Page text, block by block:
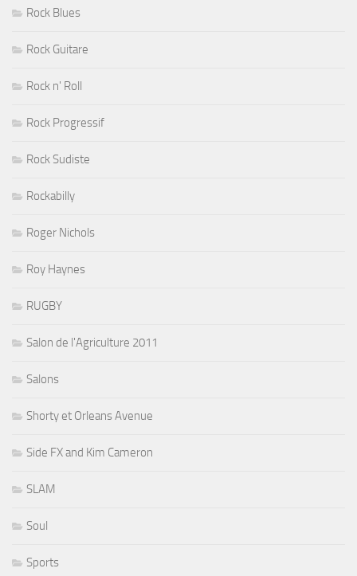
Rock Blues
Rock Guitare
Rock n' Roll
Rock Progressif
Rock Sudiste
Rockabilly
Roger Nichols
Roy Haynes
RUGBY
Salon de l'Agriculture 2011
Salons
Shorty et Orleans Avenue
Side FX and Kim Cameron
SLAM
Soul
Sports